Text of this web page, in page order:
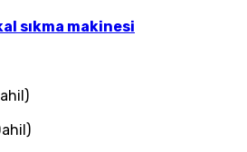
sıkma makinesi